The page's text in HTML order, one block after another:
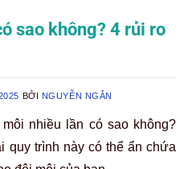
sao không? 4 rủi ro
BỞI NGUYỄN NGÂN
nhiều lần có sao không?
quy trình này có thể ẩn chứa